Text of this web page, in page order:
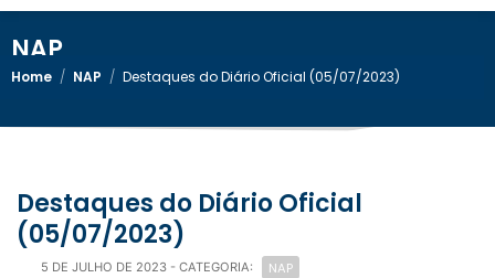
NAP
Home / NAP / Destaques do Diário Oficial (05/07/2023)
Destaques do Diário Oficial
(05/07/2023)
5 DE JULHO DE 2023 - CATEGORIA: NAP